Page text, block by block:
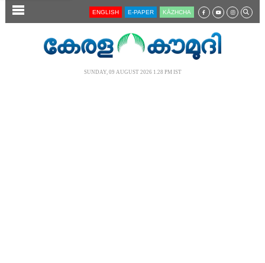
SECTIONS ENGLISH E-PAPER KĀZHCHA
SUNDAY, 09 AUGUST 2026 1.28 PM IST